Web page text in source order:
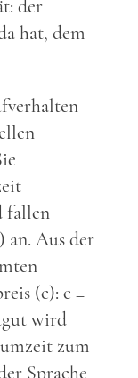
der
hat, dem
fallen
an. Aus der
(c): c =
wird
zum
Sprache